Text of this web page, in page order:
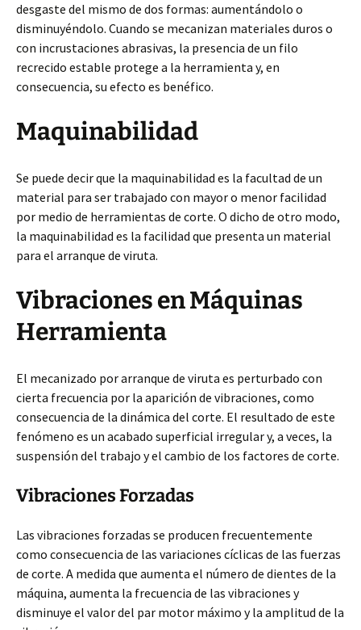
desgaste del mismo de dos formas: aumentándolo o
disminuyéndolo. Cuando se mecanizan materiales duros o
con incrustaciones abrasivas, la presencia de un filo
recrecido estable protege a la herramienta y, en
consecuencia, su efecto es benéfico.
Maquinabilidad
Se puede decir que la maquinabilidad es la facultad de un
material para ser trabajado con mayor o menor facilidad
por medio de herramientas de corte. O dicho de otro modo,
la maquinabilidad es la facilidad que presenta un material
para el arranque de viruta.
Vibraciones en Máquinas
Herramienta
El mecanizado por arranque de viruta es perturbado con
cierta frecuencia por la aparición de vibraciones, como
consecuencia de la dinámica del corte. El resultado de este
fenómeno es un acabado superficial irregular y, a veces, la
suspensión del trabajo y el cambio de los factores de corte.
Vibraciones Forzadas
Las vibraciones forzadas se producen frecuentemente
como consecuencia de las variaciones cíclicas de las fuerzas
de corte. A medida que aumenta el número de dientes de la
máquina, aumenta la frecuencia de las vibraciones y
disminuye el valor del par motor máximo y la amplitud de la